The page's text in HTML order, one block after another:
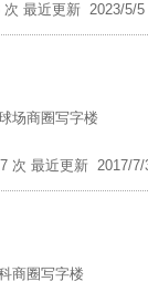
次 最近更新 2023/5/
场商圈写字楼
次 最近更新 2017/
商圈写字楼